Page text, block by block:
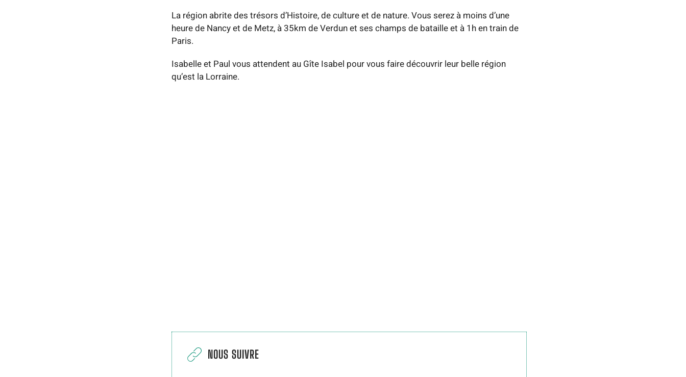
La région abrite des trésors d’Histoire, de culture et de nature. Vous serez à moins d’une
heure de Nancy et de Metz, à 35km de Verdun et ses champs de bataille et à 1h en train de
Paris.
Isabelle et Paul vous attendent au Gîte Isabel pour vous faire découvrir leur belle région
qu’est la Lorraine.
NOUS SUIVRE